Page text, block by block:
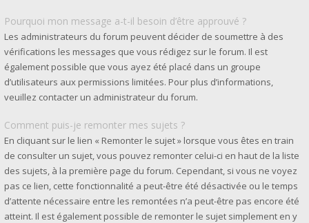
Pourquoi mon message a-t-il besoin d’être approuvé ?
Les administrateurs du forum peuvent décider de soumettre à des
vérifications les messages que vous rédigez sur le forum. Il est
également possible que vous ayez été placé dans un groupe
d’utilisateurs aux permissions limitées. Pour plus d’informations,
veuillez contacter un administrateur du forum.
Comment puis-je remonter mes sujets ?
En cliquant sur le lien « Remonter le sujet » lorsque vous êtes en train
de consulter un sujet, vous pouvez remonter celui-ci en haut de la liste
des sujets, à la première page du forum. Cependant, si vous ne voyez
pas ce lien, cette fonctionnalité a peut-être été désactivée ou le temps
d’attente nécessaire entre les remontées n’a peut-être pas encore été
atteint. Il est également possible de remonter le sujet simplement en y